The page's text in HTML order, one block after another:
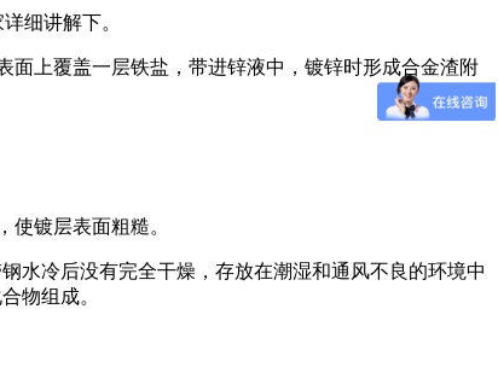
细讲解下。
面上覆盖一层铁盐，带进锌液中，镀锌时形成合金渣附
使镀层表面粗糙。
水冷后没有完全干燥，存放在潮湿和通风不良的环境中
物组成。